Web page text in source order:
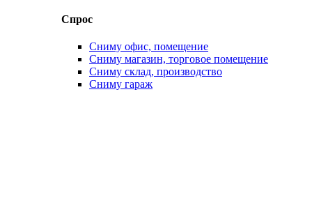
Спрос
Сниму офис, помещение
Сниму магазин, торговое помещение
Сниму склад, производство
Сниму гараж